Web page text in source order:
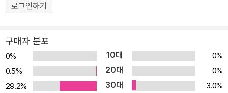
로그인하기
구매자 분포
0% 10대
0%
0.5%
20대
0%
29.2%
30대
3.0%